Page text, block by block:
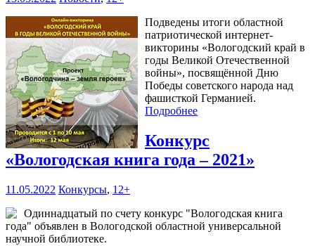
Подведены итоги областной
патриотической интернет-
викторины «Вологодский край в
годы Великой Отечественной
войны», посвящённой Дню
Победы советского народа над
фашисткой Германией.
Подробнее
Конкурс
«Вологодская книга года – 2021»
11.05.2022 Конкурсы, 12+
Одиннадцатый по счету конкурс "Вологодская книга
года" объявлен в Вологодской областной универсальной
научной библиотеке.